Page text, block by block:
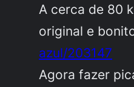
A cerca de 80
original e
azul/203147
Agora fazer